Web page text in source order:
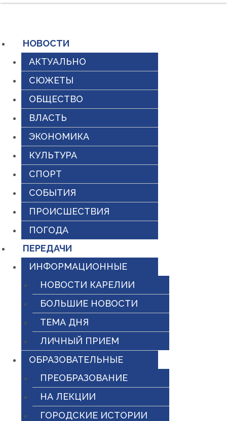
содержимому
НОВОСТИ
АКТУАЛЬНО
СЮЖЕТЫ
ОБЩЕСТВО
ВЛАСТЬ
ЭКОНОМИКА
КУЛЬТУРА
СПОРТ
СОБЫТИЯ
ПРОИСШЕСТВИЯ
ПОГОДА
ПЕРЕДАЧИ
ИНФОРМАЦИОННЫЕ
НОВОСТИ КАРЕЛИИ
БОЛЬШИЕ НОВОСТИ
ТЕМА ДНЯ
ЛИЧНЫЙ ПРИЕМ
ОБРАЗОВАТЕЛЬНЫЕ
ПРЕОБРАЗОВАНИЕ
НА ЛЕКЦИИ
ГОРОДСКИЕ ИСТОРИИ